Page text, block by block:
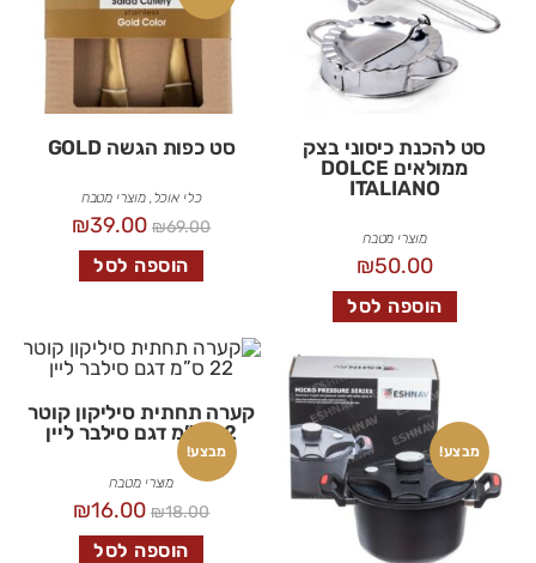
סט להכנת כיסוני בצק
ממולאים DOLCE
ITALIANO
מוצרי מטבח
₪50.00
הוספה לסל
סט כפות הגשה GOLD
כלי אוכל,מוצרי מטבח
₪69.00
₪39.00
הוספה לסל
מבצע! מבצע!
קערה תחתית סיליקון קוטר
22 ס”מ דגם סילבר ליין
מוצרי מטבח
₪18.00
₪16.00
הוספה לסל